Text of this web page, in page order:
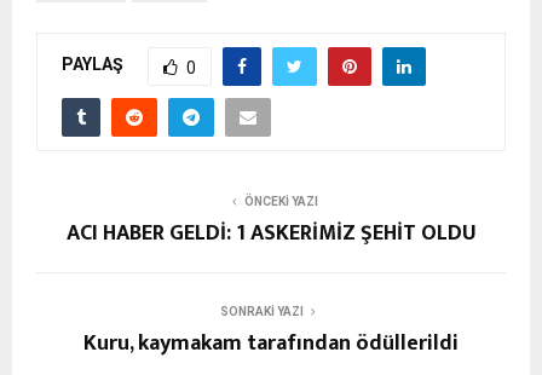
PAYLAŞ 0
ÖNCEKI YAZI
ACI HABER GELDİ: 1 ASKERİMİZ ŞEHİT OLDU
SONRAKI YAZI
Kuru, kaymakam tarafından ödüllerildi